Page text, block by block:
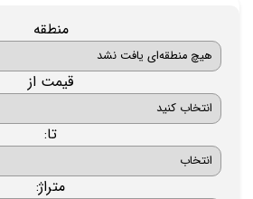
منطقه
قیمت از
تا:
متراژ: